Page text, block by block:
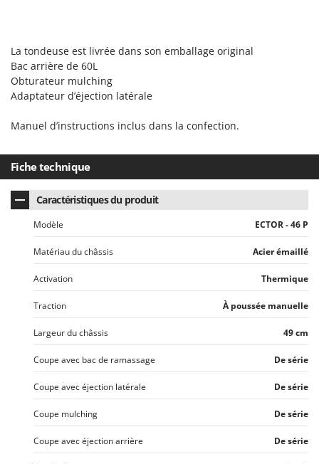
La tondeuse est livrée dans son emballage original
Bac arrière de 60L
Obturateur mulching
Adaptateur d’éjection latérale
Manuel d’instructions inclus dans la confection.
Fiche technique
Caractéristiques du produit
Modèle ECTOR - 46 P
Matériau du châssis Acier émaillé
Activation Thermique
Traction À poussée manuelle
Largeur du châssis 49 cm
Coupe avec bac de ramassage De série
Coupe avec éjection latérale De série
Coupe mulching De série
Coupe avec éjection arrière De série